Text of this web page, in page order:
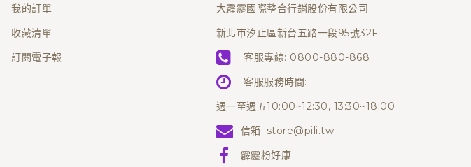
我的訂單
收藏清單
訂閱電子報
大霹靂國際整合行銷股份有限公司
新北市汐止區新台五路一段95號32F
客服專線: 0800-880-868
客服服務時間:
週一至週五10:00~12:30, 13:30~18:00
信箱: store@pili.tw
霹靂粉好康